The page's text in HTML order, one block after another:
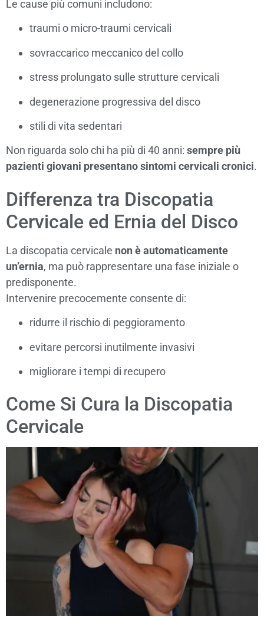
Le cause più comuni includono:
traumi o micro-traumi cervicali
sovraccarico meccanico del collo
stress prolungato sulle strutture cervicali
degenerazione progressiva del disco
stili di vita sedentari
Non riguarda solo chi ha più di 40 anni: sempre più
pazienti giovani presentano sintomi cervicali cronici.
Differenza tra Discopatia
Cervicale ed Ernia del Disco
La discopatia cervicale non è automaticamente
un’ernia, ma può rappresentare una fase iniziale o
predisponente.
Intervenire precocemente consente di:
ridurre il rischio di peggioramento
evitare percorsi inutilmente invasivi
migliorare i tempi di recupero
Come Si Cura la Discopatia
Cervicale